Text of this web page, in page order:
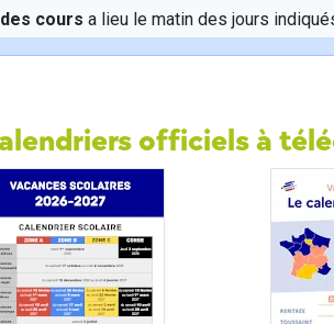
cours a lieu le matin des jours
officiels à